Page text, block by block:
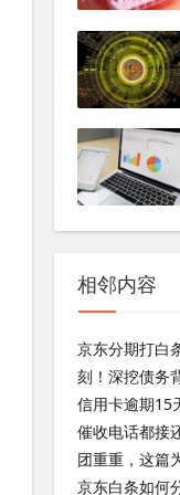
相邻内容
京东分期打白
刻！深挖债务
信用卡逾期15
催收电话都接
团重重，这篇
京东白条如何